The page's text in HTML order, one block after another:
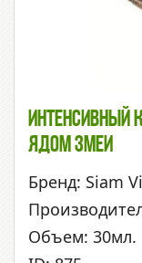
Интенсивный
Ядом Змеи
Бренд: Siam
Объем: 30мл.